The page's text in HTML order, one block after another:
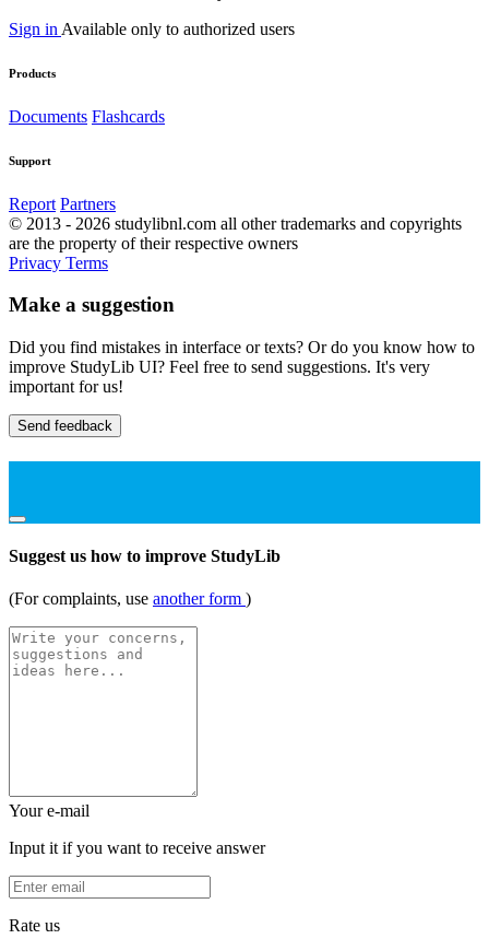
Sign in Available only to authorized users
Products
Documents Flashcards
Support
Report Partners
© 2013 - 2026 studylibnl.com all other trademarks and copyrights
are the property of their respective owners
Privacy Terms
Make a suggestion
Did you find mistakes in interface or texts? Or do you know how to
improve StudyLib UI? Feel free to send suggestions. It's very
important for us!
Send feedback
Suggest us how to improve StudyLib
(For complaints, use another form )
Your e-mail
Input it if you want to receive answer
Rate us